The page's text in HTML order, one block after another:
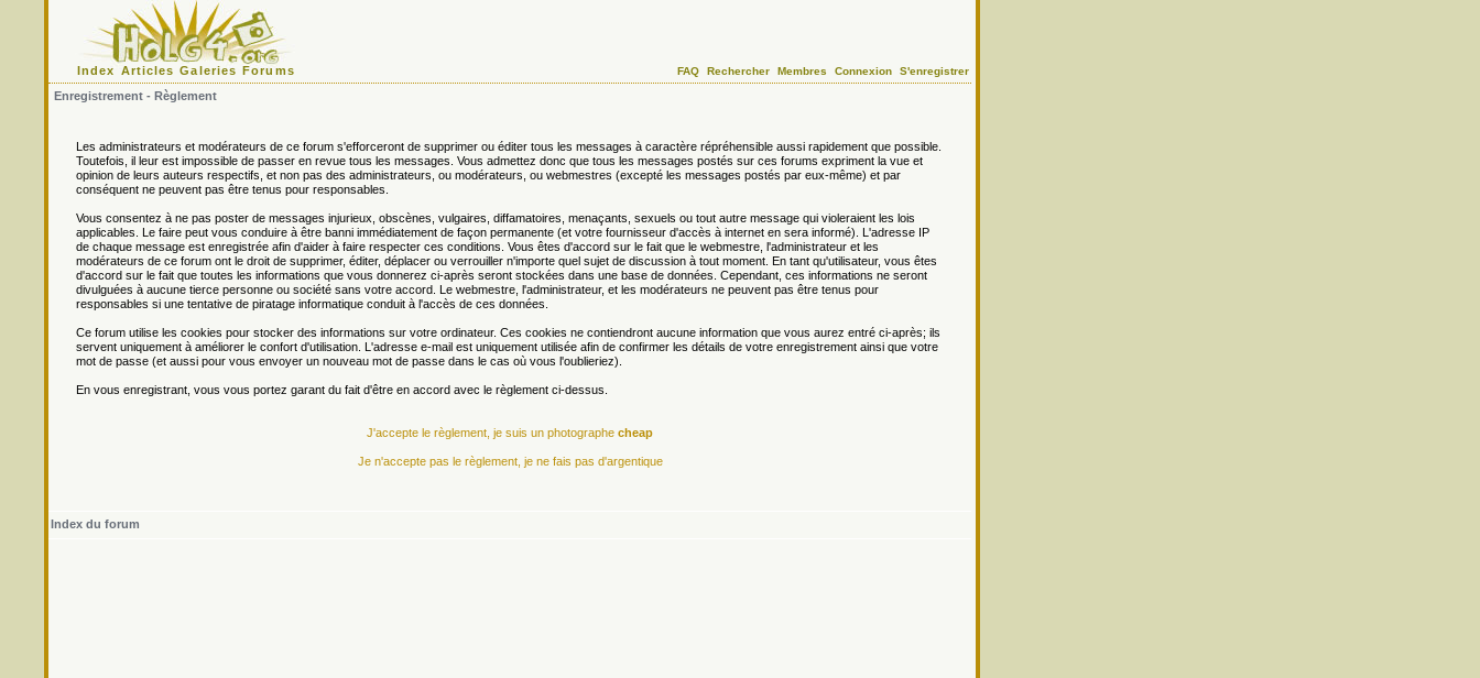
Index Articles Galeries Forums FAQ Rechercher Membres Connexion S'enregistrer
Enregistrement - Règlement
Les administrateurs et modérateurs de ce forum s'efforceront de supprimer ou éditer tous les messages à caractère répréhensible aussi rapidement que possible.
Toutefois, il leur est impossible de passer en revue tous les messages. Vous admettez donc que tous les messages postés sur ces forums expriment la vue et
opinion de leurs auteurs respectifs, et non pas des administrateurs, ou modérateurs, ou webmestres (excepté les messages postés par eux-même) et par
conséquent ne peuvent pas être tenus pour responsables.
Vous consentez à ne pas poster de messages injurieux, obscènes, vulgaires, diffamatoires, menaçants, sexuels ou tout autre message qui violeraient les lois
applicables. Le faire peut vous conduire à être banni immédiatement de façon permanente (et votre fournisseur d'accès à internet en sera informé). L'adresse IP
de chaque message est enregistrée afin d'aider à faire respecter ces conditions. Vous êtes d'accord sur le fait que le webmestre, l'administrateur et les
modérateurs de ce forum ont le droit de supprimer, éditer, déplacer ou verrouiller n'importe quel sujet de discussion à tout moment. En tant qu'utilisateur, vous êtes
d'accord sur le fait que toutes les informations que vous donnerez ci-après seront stockées dans une base de données. Cependant, ces informations ne seront
divulguées à aucune tierce personne ou société sans votre accord. Le webmestre, l'administrateur, et les modérateurs ne peuvent pas être tenus pour
responsables si une tentative de piratage informatique conduit à l'accès de ces données.
Ce forum utilise les cookies pour stocker des informations sur votre ordinateur. Ces cookies ne contiendront aucune information que vous aurez entré ci-après; ils
servent uniquement à améliorer le confort d'utilisation. L'adresse e-mail est uniquement utilisée afin de confirmer les détails de votre enregistrement ainsi que votre
mot de passe (et aussi pour vous envoyer un nouveau mot de passe dans le cas où vous l'oublieriez).
En vous enregistrant, vous vous portez garant du fait d'être en accord avec le règlement ci-dessus.
J'accepte le règlement, je suis un photographe cheap
Je n'accepte pas le règlement, je ne fais pas d'argentique
Index du forum